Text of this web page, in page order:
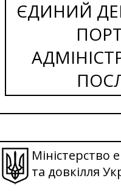
ЄДИНИЙ
Міністерство
та довкілля